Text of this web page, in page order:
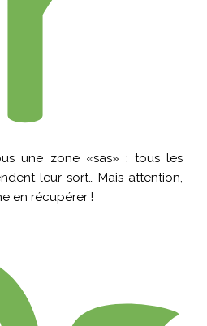
une zone «sas» : tous les
leur sort… Mais attention,
en récupérer !